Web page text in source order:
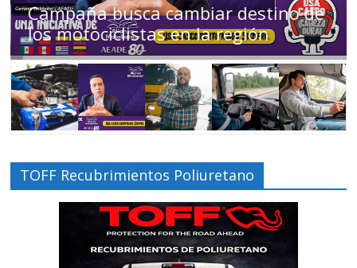
Choferes profesionales mantienen a
Ecuador en movimiento
TOFF Recubrimientos Poliuretano